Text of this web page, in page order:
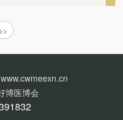
展位：）
博医博会